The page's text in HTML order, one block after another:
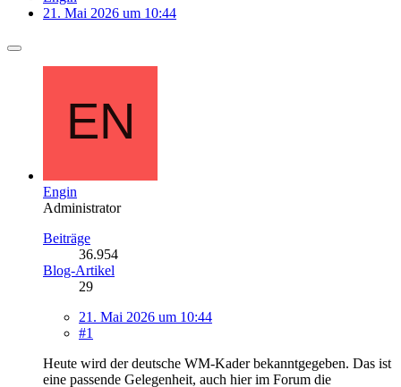
21. Mai 2026 um 10:44
Engin
Administrator
Beiträge
36.954
Blog-Artikel
29
21. Mai 2026 um 10:44
#1
Heute wird der deutsche WM-Kader bekanntgegeben. Das ist
eine passende Gelegenheit, auch hier im Forum die